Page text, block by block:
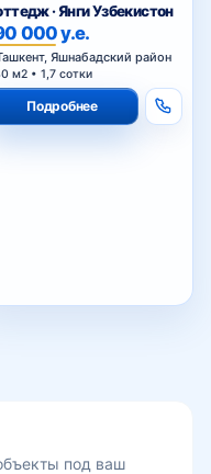
· Янги Узбекистон
000 у.е.
Яшнабадский район
м2 • 1,7 сотки
Подробнее
под ваш